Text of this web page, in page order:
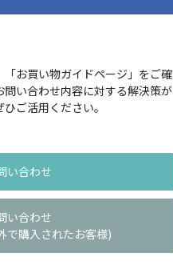
お買い物ガイドページ」をご確
い合わせ内容に対する解決策が
ご活用ください。
い合わせ
い合わせ
で購入されたお客様)